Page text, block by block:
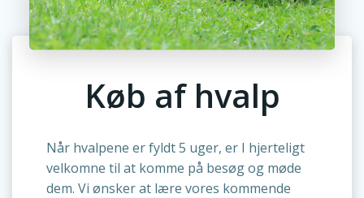
Køb af hvalp
Når hvalpene er fyldt 5 uger, er I hjerteligt
velkomne til at komme på besøg og møde
dem. Vi ønsker at lære vores kommende